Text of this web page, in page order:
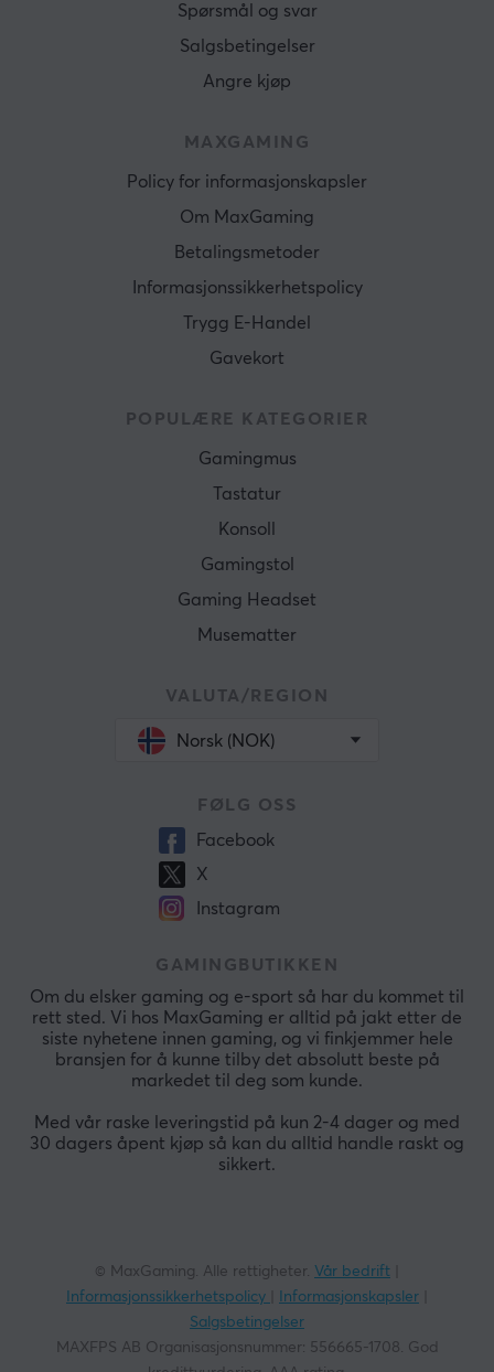
Spørsmål og svar
Salgsbetingelser
Angre kjøp
MAXGAMING
Policy for informasjonskapsler
Om MaxGaming
Betalingsmetoder
Informasjonssikkerhetspolicy
Trygg E-Handel
Gavekort
POPULÆRE KATEGORIER
Gamingmus
Tastatur
Konsoll
Gamingstol
Gaming Headset
Musematter
VALUTA/REGION
Norsk (NOK)
FØLG OSS
Facebook
X
Instagram
GAMINGBUTIKKEN
Om du elsker gaming og e-sport så har du kommet til
rett sted. Vi hos MaxGaming er alltid på jakt etter de
siste nyhetene innen gaming, og vi finkjemmer hele
bransjen for å kunne tilby det absolutt beste på
markedet til deg som kunde.
Med vår raske leveringstid på kun 2-4 dager og med
30 dagers åpent kjøp så kan du alltid handle raskt og
sikkert.
© MaxGaming. Alle rettigheter. Vår bedrift
Informasjonssikkerhetspolicy
Informasjonskapsler
Salgsbetingelser
MAXFPS AB Organisasjonsnummer: 556665-1708. God